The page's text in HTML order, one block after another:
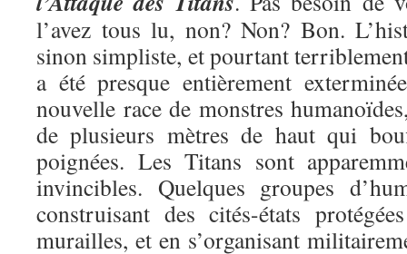
l’avez tous lu, non? Non? Bon.
sinon simpliste, et pourtant
a été presque entièrement
nouvelle race de monstres
de plusieurs mètres de haut qui
poignées. Les Titans sont
invincibles. Quelques groupes
construisant des cités-états
murailles, et en s’organisant